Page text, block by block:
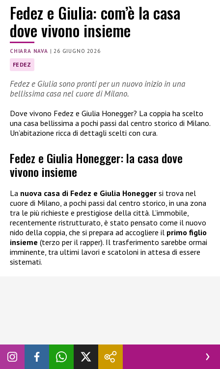
Fedez e Giulia: com’è la casa
dove vivono insieme
CHIARA NAVA | 26 GIUGNO 2026
FEDEZ
Fedez e Giulia sono pronti per un nuovo inizio in una
bellissima casa nel cuore di Milano.
Dove vivono Fedez e Giulia Honegger? La coppia ha scelto
una casa bellissima a pochi passi dal centro storico di Milano.
Un’abitazione ricca di dettagli scelti con cura.
Fedez e Giulia Honegger: la casa dove
vivono insieme
La nuova casa di Fedez e Giulia Honegger si trova nel
cuore di Milano, a pochi passi dal centro storico, in una zona
tra le più richieste e prestigiose della città. L’immobile,
recentemente ristrutturato, è stato pensato come il nuovo
nido della coppia, che si prepara ad accogliere il primo figlio
insieme (terzo per il rapper). Il trasferimento sarebbe ormai
imminente, tra ultimi lavori e scatoloni in attesa di essere
sistemati.